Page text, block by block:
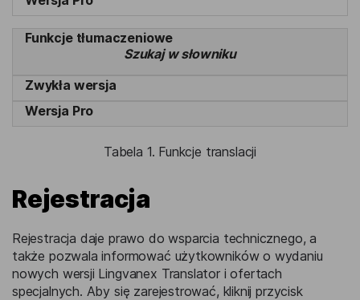
Szukaj w słowniku
Tabela 1. Funkcje translacji
Rejestracja
Rejestracja daje prawo do wsparcia technicznego, a
także pozwala informować użytkowników o wydaniu
nowych wersji Lingvanex Translator i ofertach
specjalnych. Aby się zarejestrować, kliknij przycisk